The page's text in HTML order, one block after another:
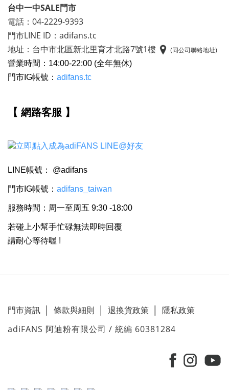
台中一中SALE門市
電話：04-2229-9393
門市LINE ID：adifans.tc
地址：台中市北區新北里育才北路7號1樓
(同公司聯絡地址)
營業時間：14:00-22:00 (全年無休)
門市IG帳號： adifans.tc
【 網路客服 】
LINE帳號： @adifans
門市IG帳號： adifans_taiwan
服務時間：周一至周五 9:30 -18:00
若碰上小幫手忙碌無法即時回覆
請耐心等待喔 !
門市資訊 條款與細則 退換貨政策 隱私政策
adiFANS 阿迪粉有限公司 / 統編 60381284